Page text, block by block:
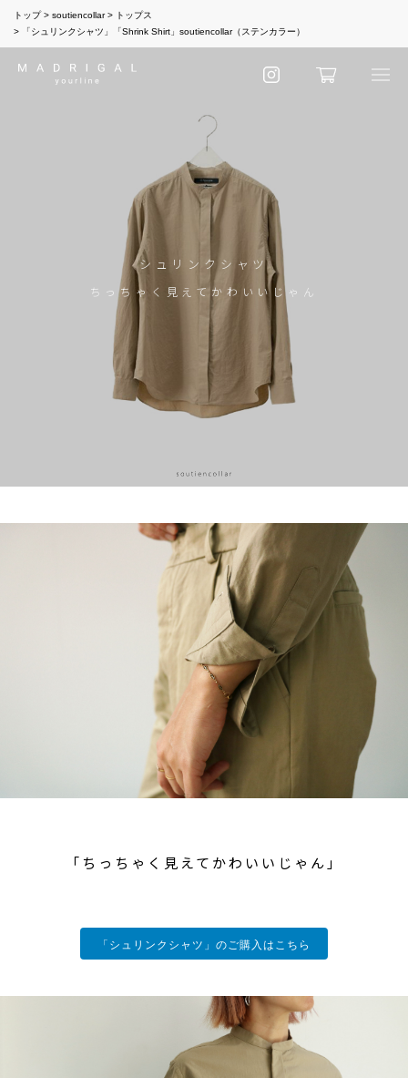
トップ soutiencollar
トップス
「シュリンクシャツ」「Shrink Shirt」soutiencollar（ステンカラー）
シュリンクシャツ
ちっちゃく見えてかわいいじゃん
「ちっちゃく見えてかわいいじゃん」
「シュリンクシャツ」のご購入はこちら